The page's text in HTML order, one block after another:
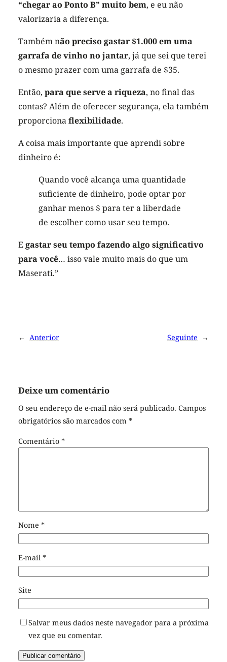
“chegar ao Ponto B” muito bem, e eu não
valorizaria a diferença.
Também não preciso gastar $1.000 em uma
garrafa de vinho no jantar, já que sei que terei
o mesmo prazer com uma garrafa de $35.
Então, para que serve a riqueza, no final das
contas? Além de oferecer segurança, ela também
proporcionaflexibilidade.
A coisa mais importante que aprendi sobre
dinheiro é:
Quando você alcança uma quantidade
suficiente de dinheiro, pode optar por
ganhar menos $ para ter a liberdade
de escolher como usar seu tempo.
Egastar seu tempo fazendo algo significativo
para você… isso vale muito mais do que um
Maserati.”
← Anterior Seguinte →
Deixe um comentário
O seu endereço de e-mail não será publicado. Campos
obrigatórios são marcados com *
Comentário *
Nome *
E-mail*
Site
Salvar meus dados neste navegador para a próxima
vez que eu comentar.